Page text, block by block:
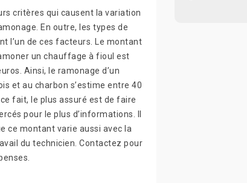
critères qui causent la variation
En outre, les types de
l’un de ces facteurs. Le montant
un chauffage à fioul est
Ainsi, le ramonage d’un
et au charbon s’estime entre 40
fait, le plus assuré est de faire
pour le plus d’informations. Il
ce montant varie aussi avec la
du technicien. Contactez pour